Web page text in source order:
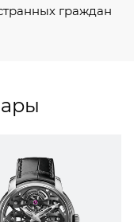
граждан